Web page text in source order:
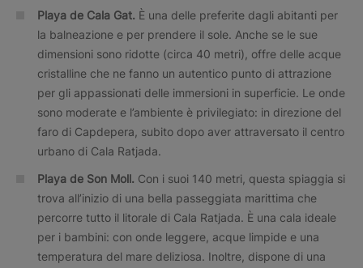
Playa de Cala Gat. È una delle preferite dagli abitanti per
la balneazione e per prendere il sole. Anche se le sue
dimensioni sono ridotte (circa 40 metri), offre delle acque
cristalline che ne fanno un autentico punto di attrazione
per gli appassionati delle immersioni in superficie. Le onde
sono moderate e l’ambiente è privilegiato: in direzione del
faro di Capdepera, subito dopo aver attraversato il centro
urbano di Cala Ratjada.
Playa de Son Moll. Con i suoi 140 metri, questa spiaggia si
trova all’inizio di una bella passeggiata marittima che
percorre tutto il litorale di Cala Ratjada. È una cala ideale
per i bambini: con onde leggere, acque limpide e una
temperatura del mare deliziosa. Inoltre, dispone di una